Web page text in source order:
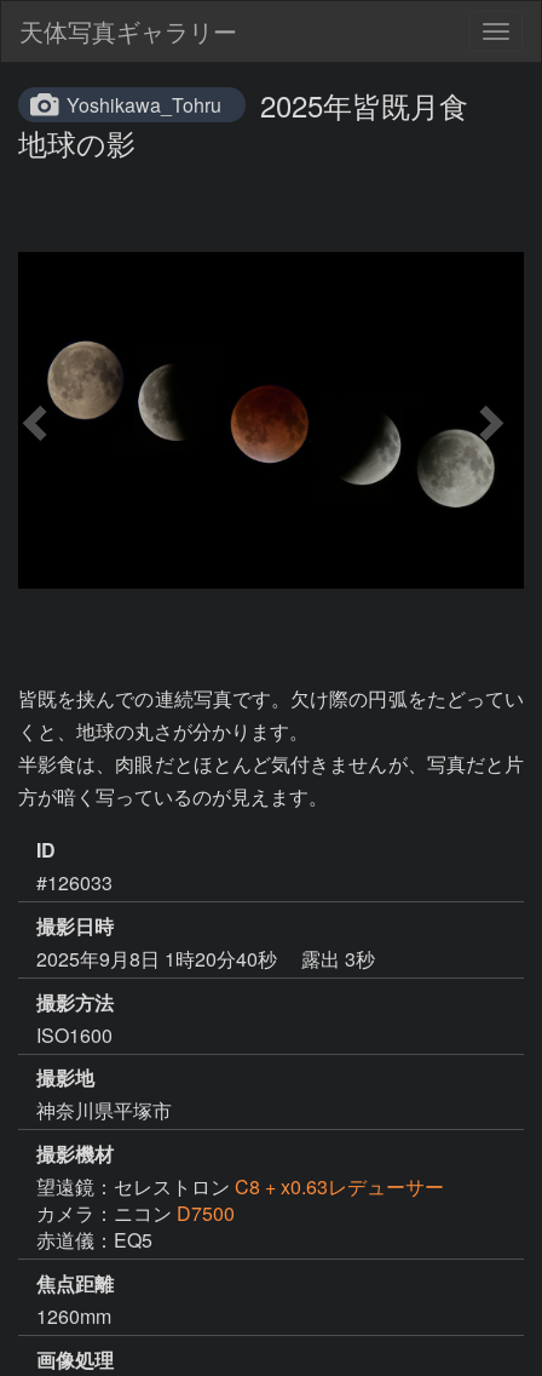
天体写真ギャラリー
Yoshikawa_Tohru
2025年皆既月食
地球の影
皆既を挟んでの連続写真です。欠け際の円弧をたどってい
くと、地球の丸さが分かります。
半影食は、肉眼だとほとんど気付きませんが、写真だと片
方が暗く写っているのが見えます。
ID
#126033
撮影日時
2025年9月8日 1時20分40秒
露出 3秒
撮影方法
ISO1600
撮影地
神奈川県平塚市
撮影機材
望遠鏡：セレストロン C8 + x0.63レデューサー
カメラ：ニコン D7500
赤道儀：EQ5
焦点距離
1260mm
画像処理